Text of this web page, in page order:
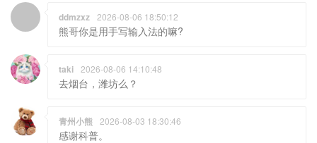
ddmzxz 2026-08-06 18:50:12
熊哥你是用手写输入法的嘛?
taki 2026-08-06 14:10:48
去烟台，潍坊么？
青州小熊 2026-08-03 18:30:46
感谢科普。